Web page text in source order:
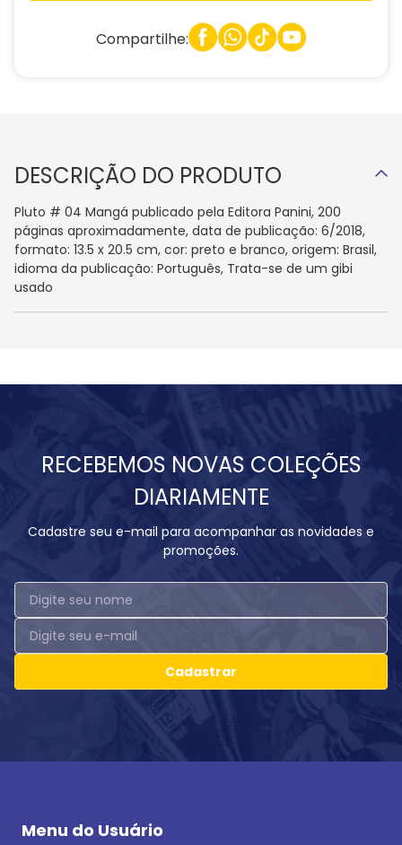
Compartilhe:
DESCRIÇÃO DO PRODUTO
Pluto # 04 Mangá publicado pela Editora Panini, 200
páginas aproximadamente, data de publicação: 6/2018,
formato: 13.5 x 20.5 cm, cor: preto e branco, origem: Brasil,
idioma da publicação: Português, Trata-se de um gibi
usado
RECEBEMOS NOVAS COLEÇÕES
DIARIAMENTE
Cadastre seu e-mail para acompanhar as novidades e
promoções.
Cadastrar
Menu do Usuário